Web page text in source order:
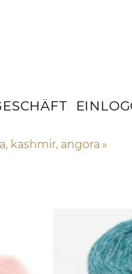
kashmir, angora ‪»